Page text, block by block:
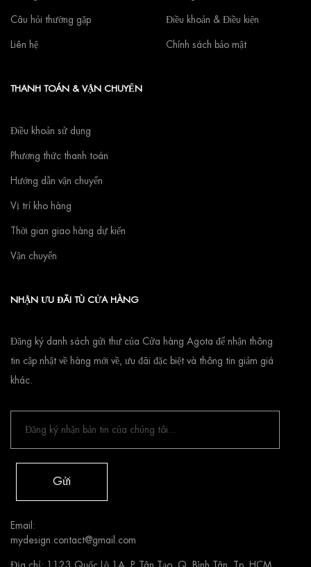
Câu hỏi thường gặp
Liên hệ
Điều khoản & Điều kiện
Chính sách bảo mật
THANH TOÁN & VẬN CHUYỂN
Điều khoản sử dụng
Phương thức thanh toán
Hướng dẫn vận chuyển
Vị trí kho hàng
Thời gian giao hàng dự kiến
Vận chuyển
NHẬN ƯU ĐÃI TÙ CỬA HÀNG
Đăng ký danh sách gửi thư của Cửa hàng Agota để nhận thông
tin cập nhật về hàng mới về, ưu đãi đặc biệt và thông tin giảm giá
khác.
Gửi
Email:
mydesign.contact@gmail.com
Địa chỉ: 1123 Quốc Lộ 1A, P. Tân Tạo, Q. Bình Tân, Tp. HCM.